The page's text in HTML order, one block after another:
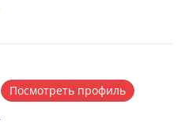
Посмотреть профиль